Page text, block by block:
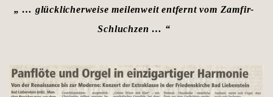
„ … glücklicherweise meilenweit entfernt vom Zamfir-
Schluchzen … “